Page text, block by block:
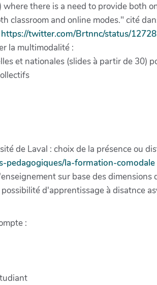
where there is a need to provide both
classroom and online modes." cité
https://twitter.com/Brtnnc/status/
la multimodalité :
et nationales (slides à partir de 30)
de Laval : choix de la présence ou
pedagogiques/la-formation-comodale
sur base des
d'apprentissage à disatnce
: